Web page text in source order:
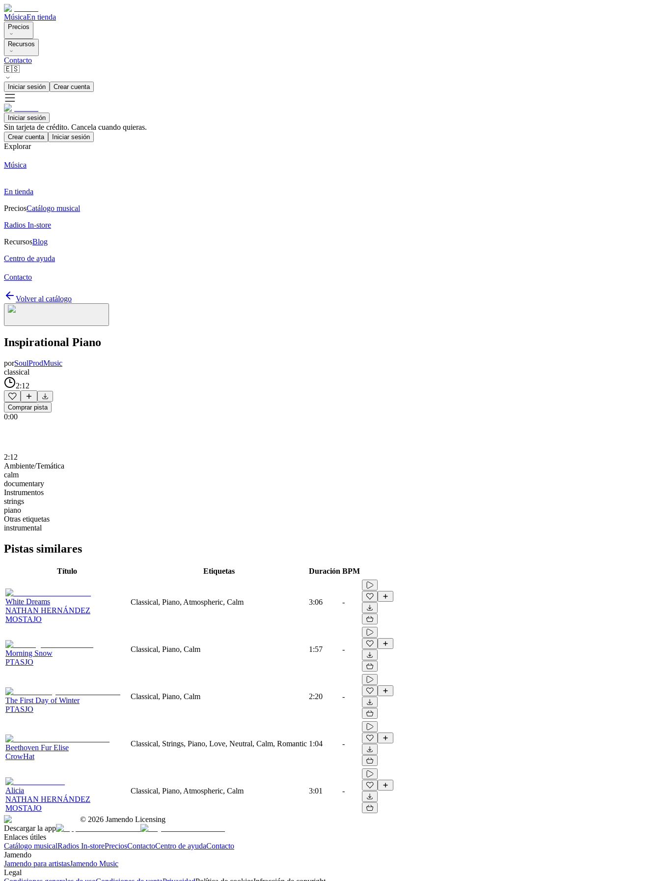
MúsicaEn tienda
Precios
Recursos
Contacto
🇪🇸
Iniciar sesión Crear cuenta
Iniciar sesión
Sin tarjeta de crédito. Cancela cuando quieras.
Crear cuenta Iniciar sesión
Explorar
Música
En tienda
PreciosCatálogo musical
Radios In-store
RecursosBlog
Centro de ayuda
Contacto
Volver al catálogo
Inspirational Piano
porSoulProdMusic
classical
2:12
Comprar pista
0:00
2:12
Ambiente/Temática
calm
documentary
Instrumentos
strings
piano
Otras etiquetas
instrumental
Pistas similares
Título Etiquetas Duración BPM
White Dreams
NATHAN HERNÁNDEZ
MOSTAJO
Classical, Piano, Atmospheric, Calm 3:06 -
Morning Snow
PTASJO
Classical, Piano, Calm 1:57 -
The First Day of Winter
PTASJO
Classical, Piano, Calm 2:20 -
Beethoven Fur Elise
CrowHat
Classical, Strings, Piano, Love, Neutral, Calm, Romantic 1:04 -
Alicia
NATHAN HERNÁNDEZ
MOSTAJO
Classical, Piano, Atmospheric, Calm 3:01 -
© 2026 Jamendo Licensing
Descargar la app
Enlaces útiles
Catálogo musicalRadios In-storePreciosContactoCentro de ayudaContacto
Jamendo
Jamendo para artistasJamendo Music
Legal